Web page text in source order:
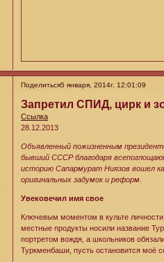
Поделиться5 января, 2014г. 12:01:09
Запретил СПИД, цирк и
Ссылка
28.12.2013
Объявленный пожизненным
бывший СССР благодаря
историю Сапармурат Ниязов вошел
оригинальных задумок и реформ.
Увековечил имя свое
Ключевым моментом в культе
местные продукты носили название
портретом вождя, а школьников
Туркменбаши, пусть остановится моё